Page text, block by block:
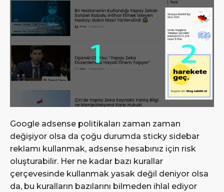
Google adsense politikaları zaman zaman
değişiyor olsa da çoğu durumda sticky sidebar
reklamı kullanmak, adsense hesabınız için risk
oluşturabilir. Her ne kadar bazı kurallar
çerçevesinde kullanmak yasak değil deniyor olsa
da, bu kuralların bazılarını bilmeden ihlal ediyor